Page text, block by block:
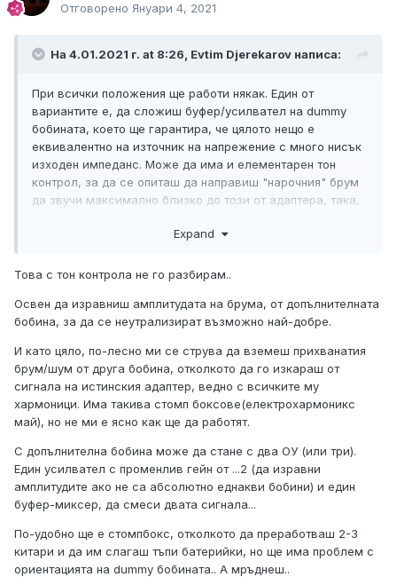
Отговорено Януари 4, 2021
На 4.01.2021 г. at 8:26, Evtim Djerekarov написа:
При всички положения ще работи някак. Един от
вариантите е, да сложиш буфер/усилвател на dummy
бобината, което ще гарантира, че цялото нещо е
еквивалентно на източник на напрежение с много нисък
изходен импеданс. Може да има и елементарен тон
контрол, за да се опиташ да направиш "нарочния" брум
да звучи максимално близко до този от адаптера, така,
принципът на повечето решения на пазара.
Иначе, след като индуктивността на dummy бобината ще
съпротивление на високи честоти, какво го бърка
сигнала, съответно твоите уши, че правотоковото й
трансформатор има доста ниско DC съпротивление на
бобините, ама пробвай да прекараш 15 kHz през него...
Expand
Това с тон контрола не го разбирам..
Освен да изравниш амплитудата на брума, от допълнителната
бобина, за да се неутрализират възможно най-добре.
И като цяло, по-лесно ми се струва да вземеш прихванатия
брум/шум от друга бобина, отколкото да го изкараш от
сигнала на истинския адаптер, ведно с всичките му
хармоници. Има такива стомп боксове(електрохармоникс
май), но не ми е ясно как ще да работят.
С допълнителна бобина може да стане с два ОУ (или три).
Един усилвател с променлив гейн от ...2 (да изравни
амплитудите ако не са абсолютно еднакви бобини) и един
буфер-миксер, да смеси двата сигнала...
По-удобно ще е стомпбокс, отколкото да преработваш 2-3
китари и да им слагаш тъпи батерийки, но ще има проблем с
ориентацията на dummy бобината.. А мръднеш..